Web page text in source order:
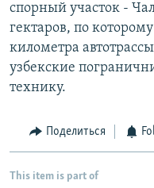
спорный участок -
гектаров, по
километра
узбекские
технику.
Поделиться
This item is part of